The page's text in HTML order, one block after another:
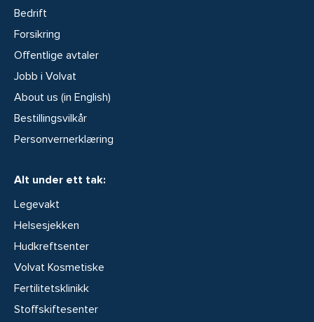
Bedrift
Forsikring
Offentlige avtaler
Jobb i Volvat
About us (in English)
Bestillingsvilkår
Personvernerklæring
Alt under ett tak:
Legevakt
Helsesjekken
Hudkreftsenter
Volvat Kosmetiske
Fertilitetsklinikk
Stoffskiftesenter